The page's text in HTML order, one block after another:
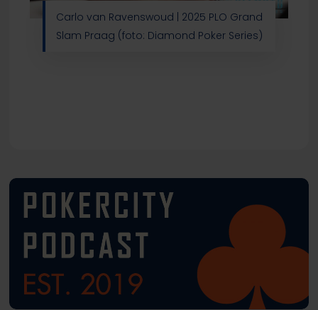
Carlo van Ravenswoud | 2025 PLO Grand
Slam Praag (foto: Diamond Poker Series)